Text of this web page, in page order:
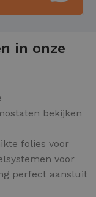
in onze
bekijken
folies voor
voor
perfect aansluit